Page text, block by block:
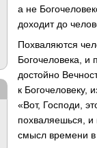
а не
доходит до
Похваляются
Богочеловека, и
достойно
к Богочеловеку,
«Вот, Господи,
похваляешься,
смысл времени в